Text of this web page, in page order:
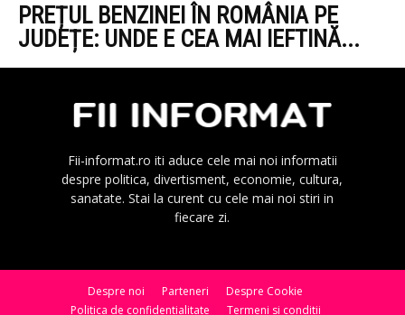
PREȚUL BENZINEI ÎN ROMÂNIA PE
JUDEȚE: UNDE E CEA MAI IEFTINĂ...
Fii-informat.ro iti aduce cele mai noi informatii
despre politica, divertisment, economie, cultura,
sanatate. Stai la curent cu cele mai noi stiri in
fiecare zi.
Despre noi Parteneri
Despre Cookie
Politica de confidentialitate
Termeni si conditii